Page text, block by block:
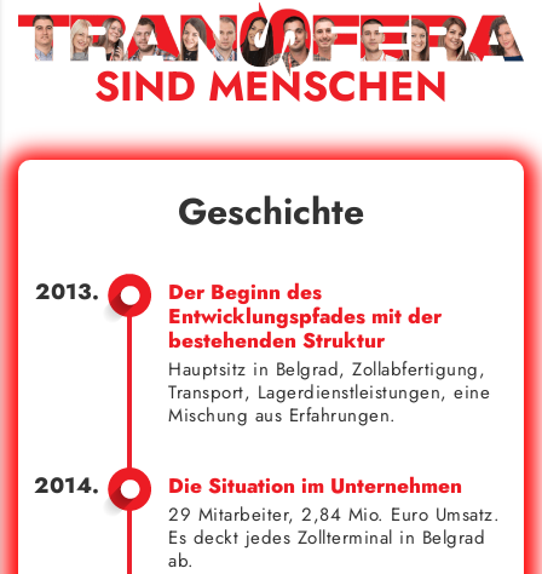
SIND MENSCHEN
Geschichte
Der Beginn des
Entwicklungspfades mit der
bestehenden Struktur
Hauptsitz in Belgrad, Zollabfertigung,
Transport, Lagerdienstleistungen, eine
Mischung aus Erfahrungen.
Die Situation im Unternehmen
29 Mitarbeiter, 2,84 Mio. Euro Umsatz.
Es deckt jedes Zollterminal in Belgrad
ab.